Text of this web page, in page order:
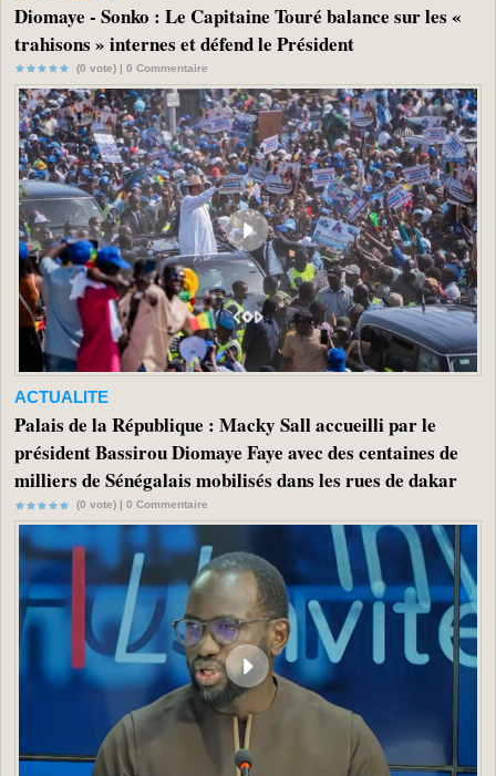
Diomaye - Sonko : Le Capitaine Touré balance sur les «
trahisons » internes et défend le Président
(0 vote) | 0 Commentaire
ACTUALITE
Palais de la République : Macky Sall accueilli par le
président Bassirou Diomaye Faye avec des centaines de
milliers de Sénégalais mobilisés dans les rues de dakar
(0 vote) | 0 Commentaire